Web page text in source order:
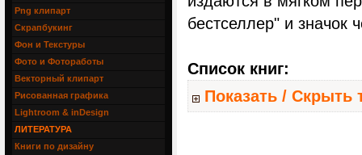
бестселлер" и значок
Список книг:
Показать / Скрыть
Png клипарт
Скрапбукинг
Фон и Текстуры
Фото и Фотоработы
Векторный клипарт
Рисованная графика
Lightroom & inDesign
ЛИТЕРАТУРА
Книги по дизайну